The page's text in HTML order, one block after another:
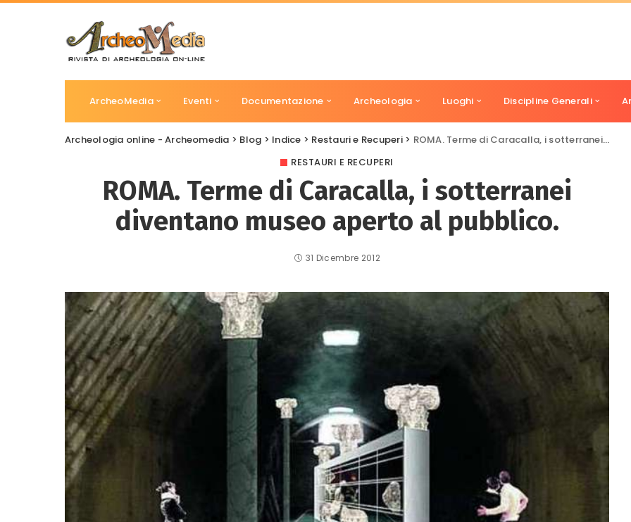
ArcheoMedia Eventi Documentazione Archeologia Luoghi Discipline Generali
Archeologia online - Archeomedia > Blog > Indice > Restauri e Recuperi> ROMA. Terme di Caracalla, i sotterranei diventano museo aperto al pubblico.
RESTAURI E RECUPERI
ROMA. Terme di Caracalla, i sotterranei
diventano museo aperto al pubblico.
31 Dicembre 2012